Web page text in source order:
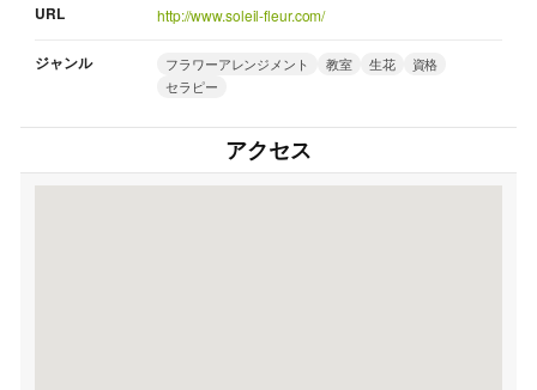
URL http://www.soleil-fleur.com/
ジャンル フラワーアレンジメント 教室 生花
資格
セラピー
アクセス